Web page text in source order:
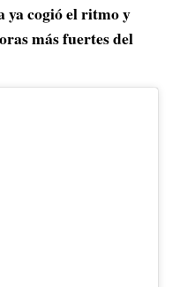
ya cogió el ritmo y
más fuertes del